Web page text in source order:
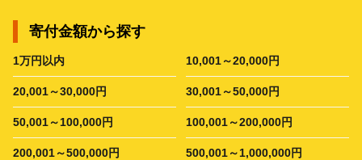
寄付金額から探す
1万円以内 10,001～20,000円
20,001～30,000円 30,001～50,000円
50,001～100,000円 100,001～200,000円
200,001～500,000円 500,001～1,000,000円